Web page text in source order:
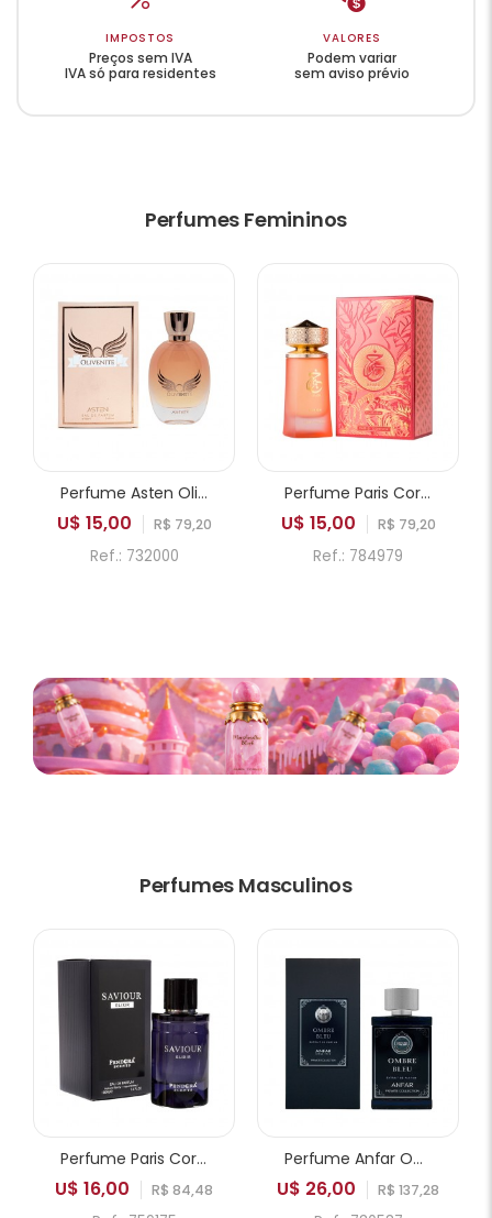
IMPOSTOS
Preços sem IVA
IVA só para residentes
VALORES
Podem variar
sem aviso prévio
Perfumes Femininos
Perfume Asten Olivenite EDP Feminino 100ml
U$ 15,00 R$ 79,20
Ref.: 732000
Perfume Paris Corner Khair Fusion EDP Feminino 100ml
U$ 15,00 R$ 79,20
Ref.: 784979
Perfumes Masculinos
Perfume Paris Corner Pendora Saviour Elixir EDP Masculino 100ml
U$ 16,00 R$ 84,48
Perfume Anfar Ombre Bleu Extrait de Parfum Masculino 50ml
U$ 26,00 R$ 137,28